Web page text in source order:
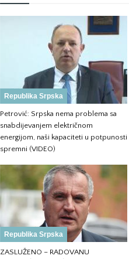
Republika Srpska
Petrović: Srpska nema problema sa
snabdijevanjem električnom
energijom, naši kapaciteti u potpunosti
spremni (VIDEO)
Republika Srpska
ZASLUŽENO – RADOVANU